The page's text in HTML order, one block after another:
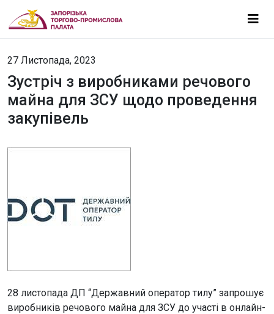
27 Листопада, 2023
Зустріч з виробниками речового
майна для ЗСУ щодо проведення
закупівель
28 листопада ДП “Державний оператор тилу” запрошує
виробників речового майна для ЗСУ до участі в онлайн-